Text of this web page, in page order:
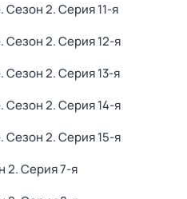
. Сезон 2. Серия 11-я
. Сезон 2. Серия 12-я
. Сезон 2. Серия 13-я
. Сезон 2. Серия 14-я
. Сезон 2. Серия 15-я
2. Серия 7-я